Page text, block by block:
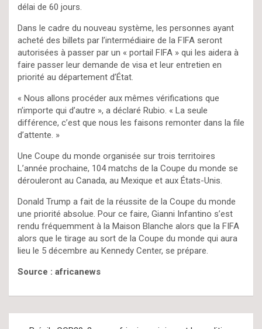
délai de 60 jours.
Dans le cadre du nouveau système, les personnes ayant
acheté des billets par l’intermédiaire de la FIFA seront
autorisées à passer par un « portail FIFA » qui les aidera à
faire passer leur demande de visa et leur entretien en
priorité au département d’État.
« Nous allons procéder aux mêmes vérifications que
n’importe qui d’autre », a déclaré Rubio. « La seule
différence, c’est que nous les faisons remonter dans la file
d’attente. »
Une Coupe du monde organisée sur trois territoires
L’année prochaine, 104 matchs de la Coupe du monde se
dérouleront au Canada, au Mexique et aux États-Unis.
Donald Trump a fait de la réussite de la Coupe du monde
une priorité absolue. Pour ce faire, Gianni Infantino s’est
rendu fréquemment à la Maison Blanche alors que la FIFA
alors que le tirage au sort de la Coupe du monde qui aura
lieu le 5 décembre au Kennedy Center, se prépare.
Source : africanews